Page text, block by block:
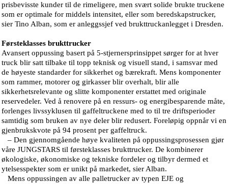
prisbevisste kunder til de rimeligere, men svært solide brukte truckene
som er optimale for middels intensitet, eller som beredskapstrucker,
sier Tino Alban, som er anleggssjef ved brukttruckanlegget i Dresden.
Førsteklasses brukttrucker
Avansert oppussing basert på 5-stjernersprinsippet sørger for at hver
truck blir satt tilbake til topp teknisk og visuell stand, i samsvar med
de høyeste standarder for sikkerhet og bærekraft. Mens komponenter
som rammer, motorer og girkasser blir overhalt, blir alle
sikkerhetsrelevante og slitte komponenter erstattet med originale
reservedeler. Ved å renovere på en ressurs- og energibesparende måte,
forlenges livssyklusen til gaffeltruckene med to til tre driftsperioder
samtidig som bruken av nye deler blir redusert. Foreløpig oppnår vi en
gjenbrukskvote på 94 prosent per gaffeltruck.
– Den gjennomgående høye kvaliteten på oppussingsprosessen gjør
våre JUNGSTARS til førsteklasses brukttrucker. De kombinerer
økologiske, økonomiske og tekniske fordeler og tilbyr dermed et
ytelsesspekter som er unikt på markedet, sier Alban.
Mens oppussingen av alle palletrucker av typen EJE og